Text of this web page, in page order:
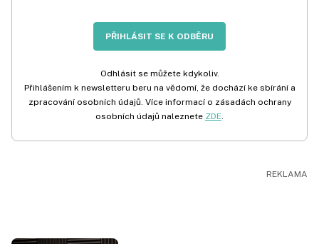
PŘIHLÁSIT SE K ODBĚRU
Odhlásit se můžete kdykoliv.
Přihlášením k newsletteru beru na vědomí, že dochází ke sbírání a
zpracování osobních údajů. Více informací o zásadách ochrany
osobních údajů naleznete ZDE.